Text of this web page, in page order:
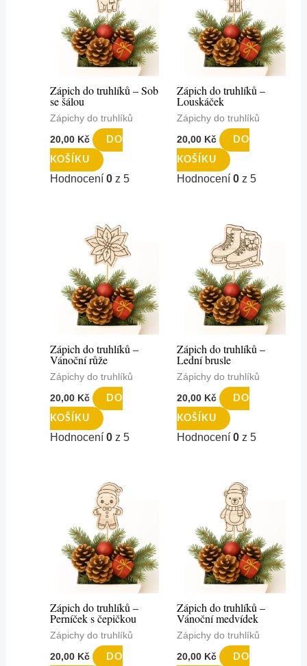
Zápich do truhlíků – Sob
se šálou
Zápichy do truhlíků
20,00 Kč DO
KOŠÍKU
Hodnocení 0z 5
Zápich do truhlíků –
Louskáček
Zápichy do truhlíků
20,00 Kč DO
KOŠÍKU
Hodnocení 0 z 5
Zápich do truhlíků –
Vánoční růže
Zápichy do truhlíků
20,00 Kč DO
KOŠÍKU
Hodnocení 0z 5
Zápich do truhlíků –
Lední brusle
Zápichy do truhlíků
20,00 Kč DO
KOŠÍKU
Hodnocení 0 z 5
Zápich do truhlíků –
Perníček s čepičkou
Zápichy do truhlíků
20,00 Kč DO
Zápich do truhlíků –
Vánoční medvídek
Zápichy do truhlíků
20,00 Kč DO